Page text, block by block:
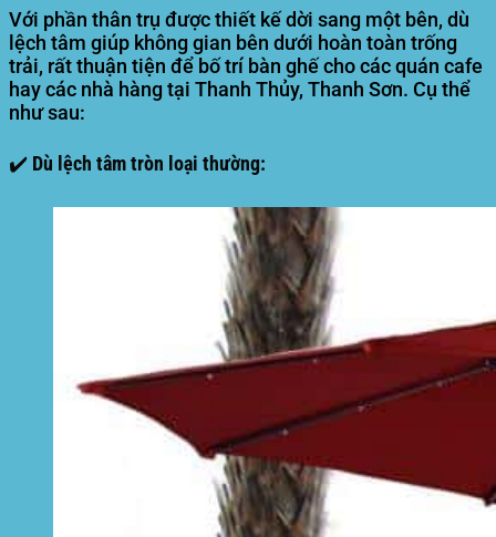
Với phần thân trụ được thiết kế dời sang một bên, dù
lệch tâm giúp không gian bên dưới hoàn toàn trống
trải, rất thuận tiện để bố trí bàn ghế cho các quán cafe
hay các nhà hàng tại Thanh Thủy, Thanh Sơn. Cụ thể
như sau:
✔️ Dù lệch tâm tròn loại thường: